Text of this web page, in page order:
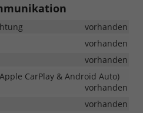
vorhanden
vorhanden
vorhanden
CarPlay & Android Auto)
vorhanden
vorhanden